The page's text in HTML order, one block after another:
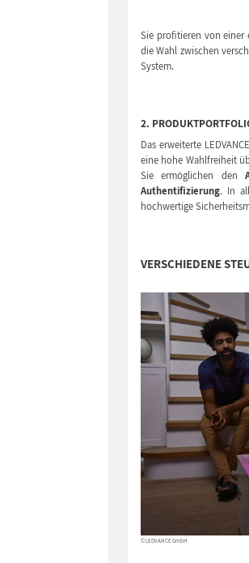
Sie profitieren von einer
die Wahl zwischen
System.
2.
Das erweiterte
eine hohe Wahlfreiheit
Sie ermöglichen den
Authentifizierung. In
hochwertige
VERSCHIEDENE
© LEDVANCE GmbH